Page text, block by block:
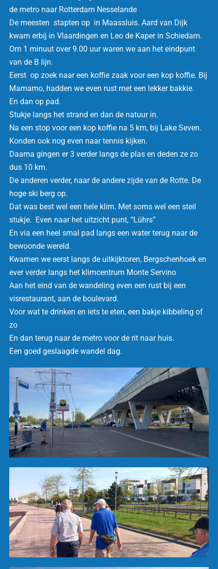
de metro naar Rotterdam Nesselande
De meesten stapten op in Maassluis. Aard van Dijk
kwam erbij in Vlaardingen en Leo de Kaper in Schiedam.
Om 1 minuut over 9.00 uur waren we aan het eindpunt
van de B lijn.
Eerst op zoek naar een koffie zaak voor een kop koffie. Bij
Mamamo, hadden we even rust met een lekker bakkie.
En dan op pad.
Stukje langs het strand en dan de natuur in.
Na een stop voor een kop koffie na 5 km, bij Lake Seven.
Konden ook nog even naar tennis kijken.
Daarna gingen er 3 verder langs de plas en deden ze zo
dus 10 km.
De anderen verder, naar de andere zijde van de Rotte. De
hoge ski berg op.
Dat was best wel een hele klim. Met soms wel een steil
stukje. Even naar het uitzicht punt, “Lührs”
En via een heel smal pad langs een water terug naar de
bewoonde wereld.
Kwamen we eerst langs de uitkijktoren, Bergschenhoek en
ever verder langs het klimcentrum Monte Servino
Aan het eind van de wandeling even een rust bij een
visrestaurant, aan de boulevard.
Voor wat te drinken en iets te eten, een bakje kibbeling of
zo
En dan terug naar de metro voor de rit naar huis.
Een goed geslaagde wandel dag.